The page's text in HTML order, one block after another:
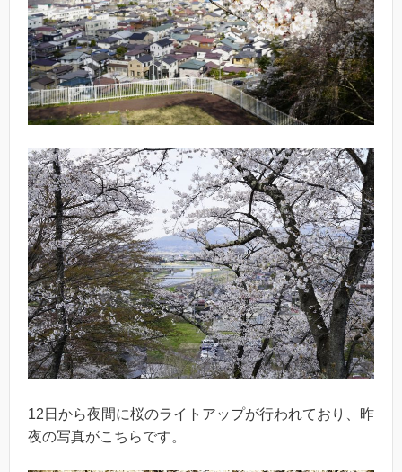
12日から夜間に桜のライトアップが行われており、昨
夜の写真がこちらです。